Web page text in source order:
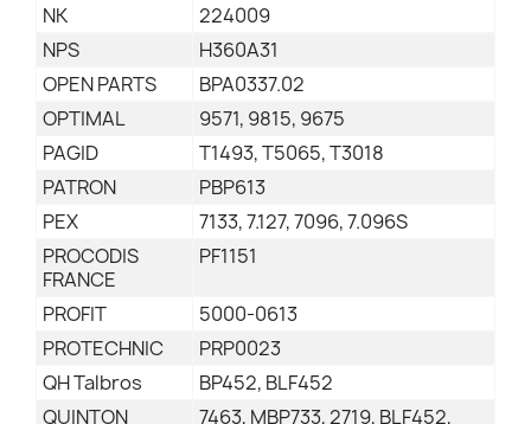
NK
224009
NPS
H360A31
OPEN PARTS
BPA0337.02
OPTIMAL
9571, 9815, 9675
PAGID
T1493, T5065, T3018
PATRON
PBP613
PEX
7133, 7.127, 7096, 7.096S
PROCODIS
FRANCE
PF1151
PROFIT
5000-0613
PROTECHNIC
PRP0023
QH Talbros
BP452, BLF452
QUINTON
7463, MBP733, 2719, BLF452,